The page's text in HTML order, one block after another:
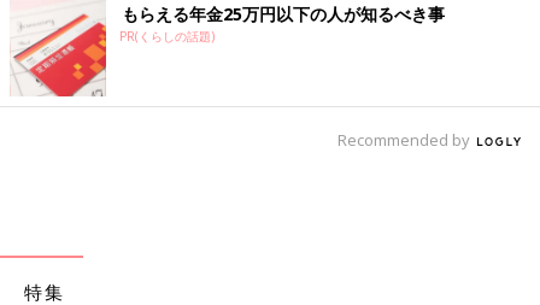
出典：Instagramアカウント「miki_zoh」
もらえる年金25万円以下の人が知るべき事
PR(くらしの話題)
Recommended by
特集